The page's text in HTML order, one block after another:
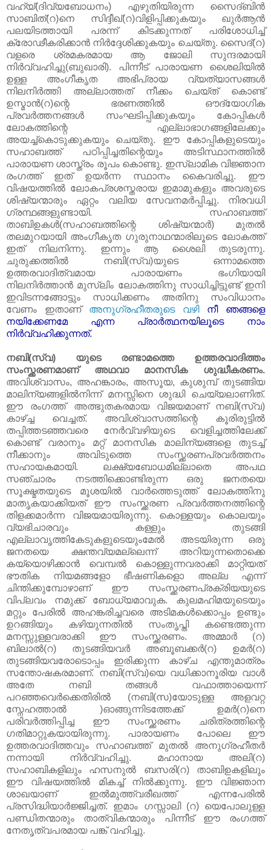
വഹ്‌യ്‌(ദിവ്യബോധനം) എഴുതിയിരുന്ന സൈദ്‌ബിൻ
സാബിത്‌(റ)നെ സിദ്ദീഖ്‌(റ)വിളിപ്പിക്കുകയും ഖുർആൻ
പലയിടത്തായി പരന്ന് കിടക്കുന്നത്‌ പരിശോധിച്ച്‌
ക്രോഢീകരിക്കാൻ നിർദ്ദേശിക്കുകയും ചെയ്തു. സൈദ്‌(റ)
വളരെ ശ്രമകരമായ ആ ജോലി സുന്ദരമായി
നിർവ്വഹിച്ചു(ബുഖാരി). പിന്നീട്‌ പാരായണ ശൈലിയിൽ
ഉള്ള അംഗീകൃത അഭിപ്രായ വ്യത്യാസങ്ങൾ
നിലനിർത്തി അല്ലാത്തത്‌ നീക്കം ചെയ്ത്‌ കൊണ്ട്‌
ഉസ്മാൻ(റ)ന്റെ ഭരണത്തിൽ ഔദ്യോഗിക
പ്രവർത്തനങ്ങൾ സംഘടിപ്പിക്കുകയും കോപ്പികൾ
ലോകത്തിന്റെ എല്ലാഭാഗങ്ങളിലേക്കും
അയച്ച്കൊടുക്കുകയും ചെയ്തു. ഈ കോപ്പികളുടെയും
സഹാബത്ത്‌ പഠിപ്പിച്ചതിന്റെയും അടിസ്ഥാനത്തിൽ
പാരായണ ശാസ്ത്രം രൂപം കൊണ്ടു. ഇസ്‌ലാമിക വിജ്ഞാന
രംഗത്ത്‌ ഇത്‌ ഉയർന്ന സ്ഥാനം കൈവരിച്ചു. ഈ
വിഷയത്തിൽ ലോകപ്രശസ്തരായ ഇമാമുകളും അവരുടെ
ശിഷ്യന്മാരും ഏറ്റം വലിയ സേവനമർപ്പിച്ചു. നിരവധി
ഗ്രന്ഥങ്ങളുണ്ടായി. സഹാബത്ത്‌
താബിഉകൾ(സഹാബത്തിന്റെ ശിഷ്യന്മാർ) മുതൽ
തലമുറയായി അംഗീകൃത ഗുരുനാഥന്മാരിലൂടെ ലോകത്ത്‌
ഇത്‌ നിലനിന്നു. ഇന്നും ആ ശൈലി തുടരുന്നു.
ചുരുക്കത്തിൽ നബി(സ്വ)യുടെ ഒന്നാമത്തെ
ഉത്തരവാദിത്വമായ പാരായണം ഭംഗിയായി
നിലനിര്‍ത്താന്‍ മുസ്‌ലിം ലോകത്തിനു സാധിച്ചിട്ടുണ്ട്‌ ഇനി
ഇവിടന്നങ്ങോട്ടും സാധിക്കണം അതിനു സംവിധാനം
വേണം ഇതാണ്‌ അനുഗ്രഹീതരുടെ വഴി നീ ഞങ്ങളെ
നയിക്കേണമേ എന്ന പ്രാർത്ഥനയിലൂടെ നാം
നിർവ്വഹിക്കുന്നത്‌.
നബി(സ്വ) യുടെ രണ്ടാമത്തെ ഉത്തരവാദിത്തം
സംസ്ക്കരണമാണ്‌ അഥവാ മാനസിക ശുദ്ധീകരണം.
അവിശ്വാസം, അഹങ്കാരം, അസൂയ, കുശുമ്പ്‌ തുടങ്ങിയ
മാലിന്യങ്ങളിൽനിന്ന് മനസ്സിനെ ശുദ്ധി ചെയ്യലാണിത്‌.
ഈ രംഗത്ത്‌ അത്ഭുതകരമായ വിജയമാണ്‌ നബി(സ്വ)
കാഴ്ച്ച വെച്ചത്‌. അവിശ്വാസത്തിന്റെ കൂരിരുട്ടിൽ
തപ്പിത്തടഞ്ഞവരെ നേർവ്വഴിയുടെ വെളിച്ചത്തിലേക്ക്‌
കൊണ്ട്‌ വരാനും മറ്റ്‌ മാനസിക മാലിന്യങ്ങളെ തുടച്ച്‌
നീക്കാനും അവിടുത്തെ സംസ്ക്കരണപ്രവർത്തനം
സഹായകമായി. ലക്ഷ്യബോധമില്ലാതെ അപഥ
സഞ്ചാരം നടത്തിക്കൊണ്ടിരുന്ന ഒരു ജനതയെ
സൂക്ഷ്മതയുടെ മൂശയിൽ വാർത്തെടുത്ത്‌ ലോകത്തിനു
മാതൃകയാക്കിയത്‌ ഈ സംസ്ക്കരണ പ്രവർത്തനത്തിന്റെ
തിളക്കമാർന്ന വിജയമായിരുന്നു. കൊള്ളയും കൊലയും
വ്യഭിചാരവും കള്ളും തുടങ്ങി
എല്ലാവൃത്തികേടുകളുടെയുംമേൽ അടയിരുന്ന ഒരു
ജനതയെ ക്ഷന്തവ്യമല്ലെന്ന് അറിയുന്നതൊക്കെ
കയ്യൊഴിക്കാൻ വെമ്പൽ കൊള്ളുന്നവരാക്കി മാറ്റിയത്‌
ഭൗതിക നിയമങ്ങളോ ഭീഷണികളൊ അല്ല എന്ന്
ചിന്തിക്കുമ്പോഴാണ്‌ ഈ സംസ്ക്കരണപ്രക്രിയയുടെ
വിപ്ലവം നമുക്ക്‌ ബോധ്യമാവുക. കുലമഹിമയുടെയും
മറ്റും പേരിൽ അഹങ്കരിച്ചവരെ അടിമകൾക്കൊപ്പം ഉണ്ടും
ഉറങ്ങിയും കഴിയുന്നതിൽ സംതൃപ്തി കണ്ടെത്തുന്ന
മനസ്സുള്ളവരാക്കി ഈ സംസ്ക്കരണം. അമ്മാർ (റ)
ബിലാൽ(റ) തുടങ്ങിയവർ അബൂബക്കർ(റ) ഉമർ(റ)
തുടങ്ങിയവരോടൊപ്പം ഇരിക്കുന്ന കാഴ്ച എന്തുമാത്രം
സന്തോഷകരമാണ്‌. നബി(സ്വ)യെ വധിക്കാനൂരിയ വാൾ
അതേ നബി തങ്ങൾ വഫാത്തായെന്ന്
പറഞ്ഞവെർക്കെതിരിൽ (നബി(സ)യോടുള്ള അളവറ്റ
സ്നേഹത്താല്‍ )ഓങ്ങുന്നിടത്തേക്ക്‌ ഉമർ(റ)നെ
പരിവർത്തിപ്പിച്ച ഈ സംസ്ക്കരണം ചരിത്രത്തിന്റെ
ഗതിമാറ്റുകയായിരുന്നു. പാരായണം പോലെ ഈ
ഉത്തരവാദിത്തവും സഹാബത്ത്‌ മുതൽ അനുഗ്രഹീതർ
നന്നായി നിർവ്വഹിച്ചു. മഹാനായ അലി(റ)
സഹാബികളിലും ഹസനുൽ ബസരി(റ) താബിഉകളിലും
ഈ വിഷയത്തിൽ മികച്ച്‌ നിൽക്കുന്നു. ഈ വിജ്ഞാന
ശാഖയാണ്‌ ഇൽമുത്ത്വരീഖത്ത്‌ എന്നപേരിൽ
പ്രസിദ്ധിയാർജ്ജിച്ചത്‌. ഇമാം ഗസ്സാലി (റ) യെപോലുള്ള
പണ്ഡിതന്മാരും താത്വികന്മാരും പിന്നീട്‌ ഈ രംഗത്ത്‌
നേതൃത്വപരമായ പങ്ക്‌ വഹിച്ചു.